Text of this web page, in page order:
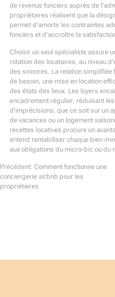
de revenus fonciers auprès de
propriétaires réalisent que la
permet d’amortir les contraintes
fonciers et d’accroître la
Choisir un seul spécialiste assure
rotation des locataires, au niveau
des sinistres. La relation simplifiée
de besoin, une mise en location
des états des lieux. Les loyers
encadrement régulier, réduisant
d’imprécisions, que ce soit sur un
de vacances ou un logement
recettes locatives procure un
entend rentabiliser chaque bien
aux obligations du micro-bic ou du
Navigation
Précédent: Comment fonctionne une
conciergerie airbnb pour les
propriétaires